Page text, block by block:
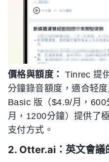
價格與額度：
Tinrec 提
分鐘錄音額度，適合轻
Basic 版（$4.9/月，
月，1200分鐘）提供了
支付方式。
2. Otter.ai：英文會議